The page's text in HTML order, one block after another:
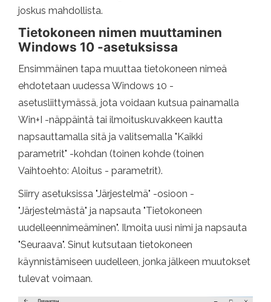
joskus mahdollista.
Tietokoneen nimen muuttaminen
Windows 10 -asetuksissa
Ensimmäinen tapa muuttaa tietokoneen nimeä
ehdotetaan uudessa Windows 10 -
asetusliittymässä, jota voidaan kutsua painamalla
Win+I -näppäintä tai ilmoituskuvakkeen kautta
napsauttamalla sitä ja valitsemalla "Kaikki
parametrit" -kohdan (toinen kohde (toinen
Vaihtoehto: Aloitus - parametrit).
Siirry asetuksissa "Järjestelmä" -osioon -
"Järjestelmästä" ja napsauta "Tietokoneen
uudelleennimeäminen". Ilmoita uusi nimi ja napsauta
"Seuraava". Sinut kutsutaan tietokoneen
käynnistämiseen uudelleen, jonka jälkeen muutokset
tulevat voimaan.